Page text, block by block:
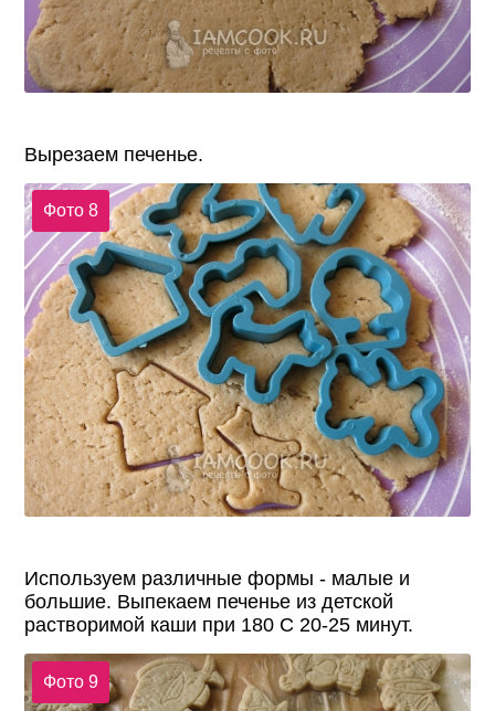
Вырезаем печенье.
Фото 8
Используем различные формы - малые и
большие. Выпекаем печенье из детской
растворимой каши при 180 С 20-25 минут.
Фото 9